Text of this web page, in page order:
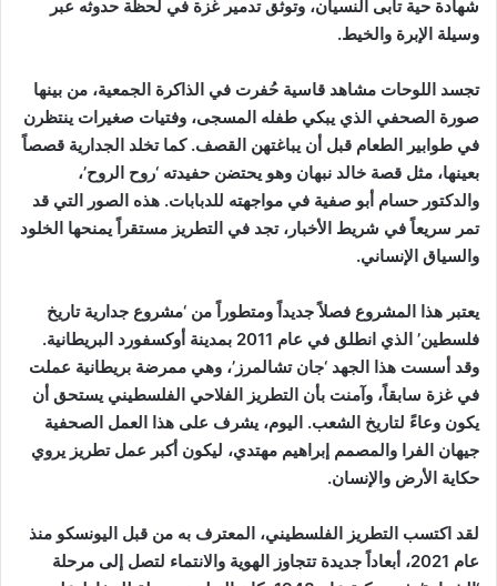
شهادة حية تأبى النسيان، وتوثق تدمير غزة في لحظة حدوثه عبر
وسيلة الإبرة والخيط.
تجسد اللوحات مشاهد قاسية حُفرت في الذاكرة الجمعية، من بينها
صورة الصحفي الذي يبكي طفله المسجى، وفتيات صغيرات ينتظرن
في طوابير الطعام قبل أن يباغتهن القصف. كما تخلد الجدارية قصصاً
بعينها، مثل قصة خالد نبهان وهو يحتضن حفيدته ‘روح الروح’،
والدكتور حسام أبو صفية في مواجهته للدبابات. هذه الصور التي قد
تمر سريعاً في شريط الأخبار، تجد في التطريز مستقراً يمنحها الخلود
والسياق الإنساني.
يعتبر هذا المشروع فصلاً جديداً ومتطوراً من ‘مشروع جدارية تاريخ
فلسطين’ الذي انطلق في عام 2011 بمدينة أوكسفورد البريطانية.
وقد أسست هذا الجهد ‘جان تشالمرز’، وهي ممرضة بريطانية عملت
في غزة سابقاً، وآمنت بأن التطريز الفلاحي الفلسطيني يستحق أن
يكون وعاءً لتاريخ الشعب. اليوم، يشرف على هذا العمل الصحفية
جيهان الفرا والمصمم إبراهيم مهتدي، ليكون أكبر عمل تطريز يروي
حكاية الأرض والإنسان.
لقد اكتسب التطريز الفلسطيني، المعترف به من قبل اليونسكو منذ
عام 2021، أبعاداً جديدة تتجاوز الهوية والانتماء لتصل إلى مرحلة